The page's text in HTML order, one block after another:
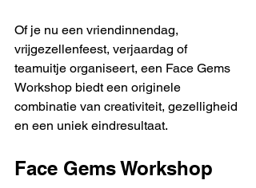
Of je nu een vriendinnendag,
vrijgezellenfeest, verjaardag of
teamuitje organiseert, een Face Gems
Workshop biedt een originele
combinatie van creativiteit, gezelligheid
en een uniek eindresultaat.
Face Gems Workshop